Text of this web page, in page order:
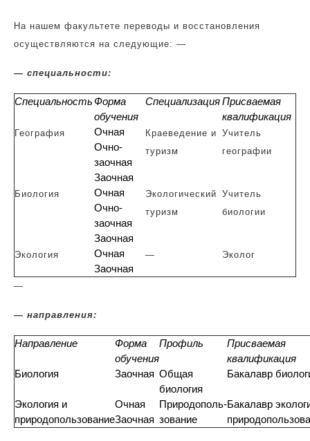
На нашем факультете переводы и восстановления
осуществляются на следующие: —
— специальности:
Специальность Форма
обучения
СпециализацияПрисваемая
квалификация
География
Очная
Очно-
заочная
Заочная
Краеведение и
туризм
Учитель
географии
Биология
Очная
Очно-
заочная
Заочная
Экологический
туризм
Учитель
биологии
Экология
Очная
Заочная
— Эколог
—
— направления:
Направление
Форма
обучения
Профиль
Присваемая
квалификация
Биология
Заочная Общая
биология
Бакалавр
Экология и
природопользование
Очная
Заочная
Природополь-
зование
Бакалавр